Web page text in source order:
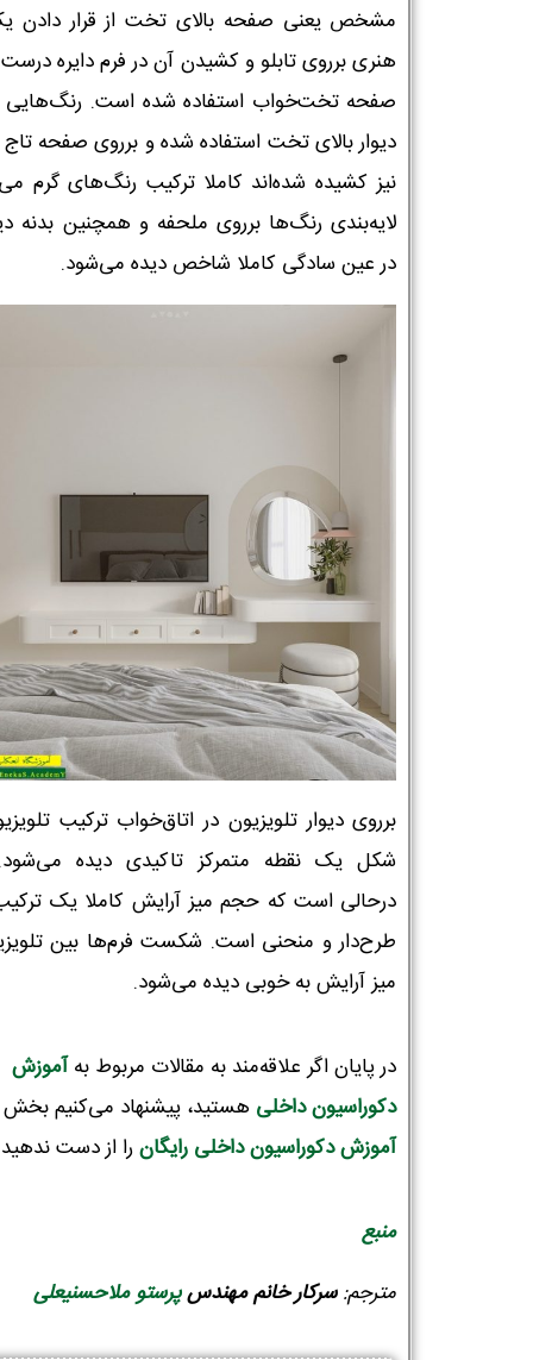
مشخص یعنی صفحه بالای تخت از قرار دادن
هنری برروی تابلو و کشیدن آن در فرم دایره درست
صفحه تخت‌خواب استفاده شده است. رنگ‌هایی
دیوار بالای تخت استفاده شده و برروی صفحه
نیز کشیده شده‌اند کاملا ترکیب رنگ‌های گرم
لایه‌بندی رنگ‌ها برروی ملحفه و همچنین بدنه‌
در عین سادگی کاملا شاخص دیده می‌شود.
برروی دیوار تلویزیون در اتاق‌خواب ترکیب
شکل یک نقطه متمرکز تاکیدی دیده
درحالی است که حجم میز آرایش کاملا یک
طرح‌دار و منحنی است. شکست فرم‌ها بین
میز آرایش به خوبی دیده می‌شود.
در پایان اگر علاقه‌مند به مقالات مربوط بهآموزش
دکوراسیون‌ داخلی هستید، پیشنهاد می‌کنیم بخش
آموزش دکوراسیون داخلی رایگانرا از دست
منبع
مترجم:سرکارخانم مهندسپرستو ملاحسنیعلی